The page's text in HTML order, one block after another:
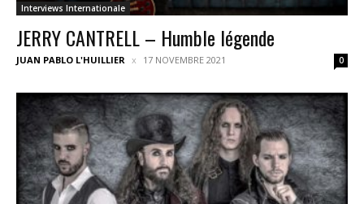
Interviews Internationale
JERRY CANTRELL – Humble légende
JUAN PABLO L'HUILLIER 17 NOVEMBRE 2021 0